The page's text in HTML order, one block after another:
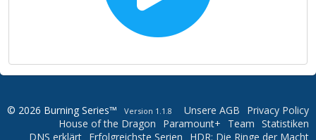
© 2026 Burning Series™ Version 1.1.8 Privacy Policy
Unsere AGB
Statistiken
Team
Paramount+
House of the Dragon
HDR: Die Ringe der Macht
Erfolgreichste Serien
DNS erklärt